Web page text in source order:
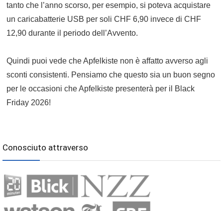
tanto che l’anno scorso, per esempio, si poteva acquistare
un caricabatterie USB per soli CHF 6,90 invece di CHF
12,90 durante il periodo dell’Avvento.
Quindi puoi vede che Apfelkiste non è affatto avverso agli
sconti consistenti. Pensiamo che questo sia un buon segno
per le occasioni che Apfelkiste presenterà per il Black
Friday 2026!
Conosciuto attraverso